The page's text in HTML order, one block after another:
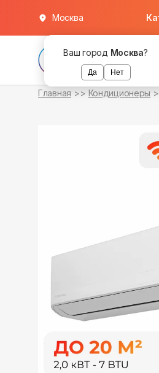
Ваш город Москва?
Да Нет
Москва
Главная Кондиционеры
в наличии
в наличии